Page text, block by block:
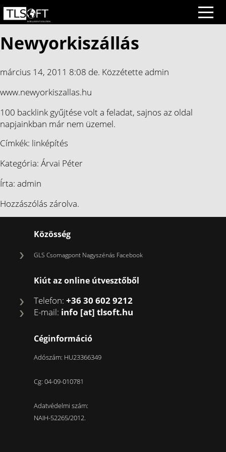
Newyorkiszállás
március 14, 2011 8:08 de. Közzétetteadmin
www.newyorkiszallas.hu
100 backlink gyűjtése volt a feladat, sajnos az oldal
napjainkban már nem üzemel.
Címkék: linképítés
Kategória: Árvai Péter
Írta: admin
Hozzászólás zárolva.
Közösség
GLS Csomagpont Nagyszénás Facebook
Kiút az online útvesztőből
Telefon:+36 30 602 9212
E-mail: info [at] tlsoft.hu
Céginformáció
Adószám: HU23366349
Cg: 04-09-010781
Adatvédelmi szám:
NAIH-52265/2012.